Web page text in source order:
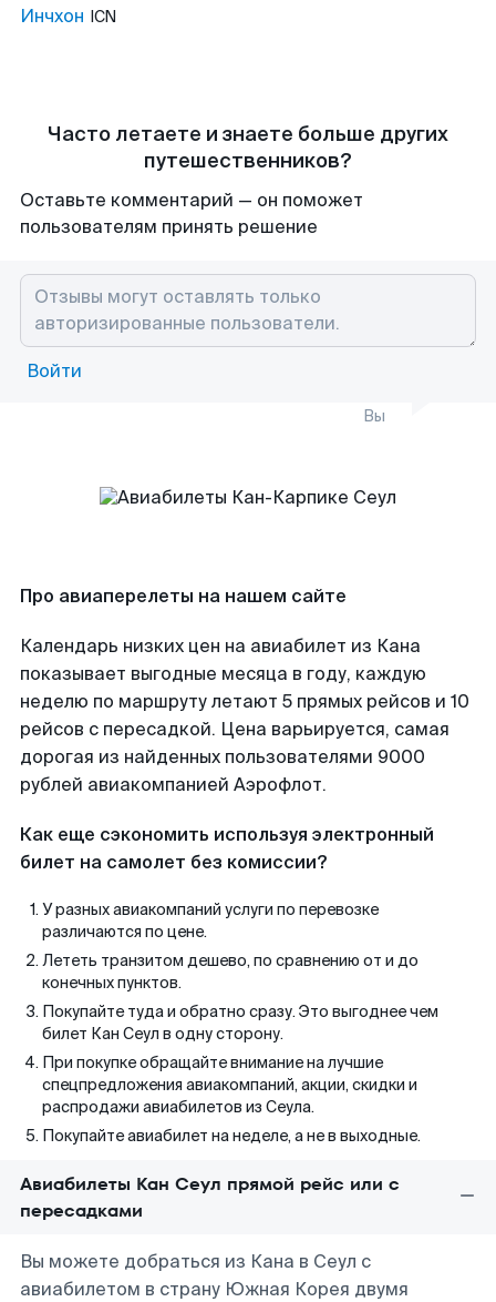
Инчхон ICN
Часто летаете и знаете больше других
путешественников?
Оставьте комментарий — он поможет
пользователям принять решение
Войти
Вы
Про авиаперелеты на нашем сайте
Календарь низких цен на авиабилет из Кана
показывает выгодные месяца в году, каждую
неделю по маршруту летают 5 прямых рейсов и 10
рейсов с пересадкой. Цена варьируется, самая
дорогая из найденных пользователями 9000
рублей авиакомпанией Аэрофлот.
Как еще сэкономить используя электронный
билет на самолет без комиссии?
У разных авиакомпаний услуги по перевозке
различаются по цене.
Лететь транзитом дешево, по сравнению от и до
конечных пунктов.
Покупайте туда и обратно сразу. Это выгоднее чем
билет Кан Сеул в одну сторону.
При покупке обращайте внимание на лучшие
спецпредложения авиакомпаний, акции, скидки и
распродажи авиабилетов из Сеула.
Покупайте авиабилет на неделе, а не в выходные.
Авиабилеты Кан Сеул прямой рейс или с
пересадками
Вы можете добраться из Кана в Сеул с
авиабилетом в страну Южная Корея двумя